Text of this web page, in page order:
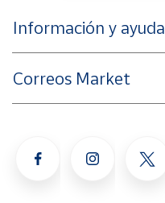
Información y ayuda
Correos Market